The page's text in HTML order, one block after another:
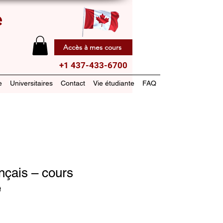
Accès à mes cours
+1 437-433-6700
Universitaires Contact Vie étudiante FAQ
– cours